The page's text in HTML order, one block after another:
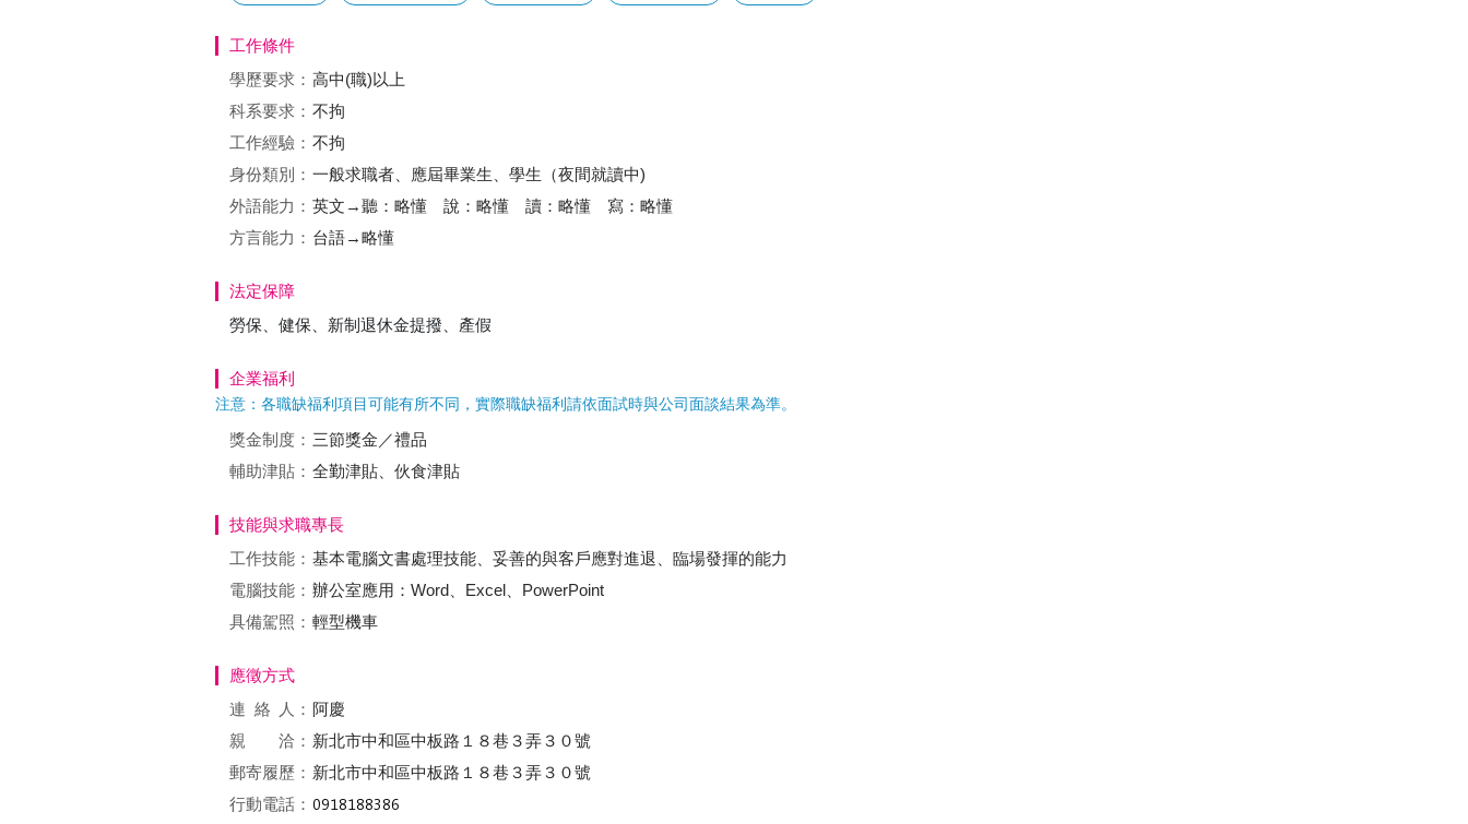
工作條件
學歷要求： 高中(職)以上
科系要求： 不拘
工作經驗： 不拘
身份類別： 一般求職者、應屆畢業生、學生（夜間就讀中)
外語能力： 英文→聽：略懂 說：略懂 讀：略懂 寫：略懂
方言能力： 台語→略懂
法定保障
勞保、健保、新制退休金提撥、產假
企業福利
注意：各職缺福利項目可能有所不同，實際職缺福利請依面試時與公司面談結果為準。
獎金制度： 三節獎金／禮品
輔助津貼： 全勤津貼、伙食津貼
技能與求職專長
工作技能： 基本電腦文書處理技能、妥善的與客戶應對進退、臨場發揮的能力
電腦技能： 辦公室應用：Word、Excel、PowerPoint
具備駕照： 輕型機車
應徵方式
連絡
人： 阿慶
親 洽： 新北市中和區中板路１８巷３弄３０號
郵寄履歷： 新北市中和區中板路１８巷３弄３０號
行動電話：